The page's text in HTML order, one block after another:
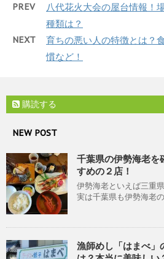
PREV
八代花火大会の屋台情報！
種類は？
NEXT
育ちの悪い人の特徴とは？
慣など！
購読する
NEW POST
千葉県の伊勢海老を
すめの２店！
伊勢海老といえば三重
実は千葉県も伊勢海老
漁師めし「はまべ」